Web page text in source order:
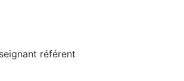
référent